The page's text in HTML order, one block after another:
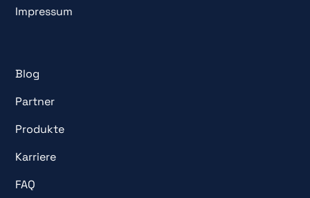
Impressum
Blog
Partner
Produkte
Karriere
FAQ